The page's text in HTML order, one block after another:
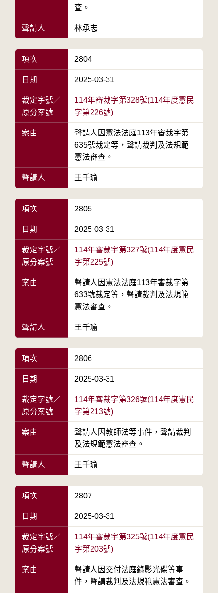
查。
聲請人 林承志
項次 2804
日期 2025-03-31
裁定字號／
原分案號
114年審裁字第328號(114年度憲民
字第226號)
案由
聲請人因憲法法庭113年審裁字第
635號裁定等，聲請裁判及法規範
憲法審查。
聲請人 王千瑜
項次 2805
日期 2025-03-31
裁定字號／
原分案號
114年審裁字第327號(114年度憲民
字第225號)
案由
聲請人因憲法法庭113年審裁字第
633號裁定等，聲請裁判及法規範
憲法審查。
聲請人 王千瑜
項次 2806
日期 2025-03-31
裁定字號／
原分案號
114年審裁字第326號(114年度憲民
字第213號)
案由
聲請人因教師法等事件，聲請裁判
及法規範憲法審查。
聲請人 王千瑜
項次 2807
日期 2025-03-31
裁定字號／
原分案號
114年審裁字第325號(114年度憲民
字第203號)
案由
聲請人因交付法庭錄影光碟等事
件，聲請裁判及法規範憲法審查。